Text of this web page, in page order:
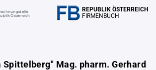
Österreich
REPUBLIK ÖSTERREICH
FIRMENBUCH
Spittelberg" Mag. pharm. Gerhard